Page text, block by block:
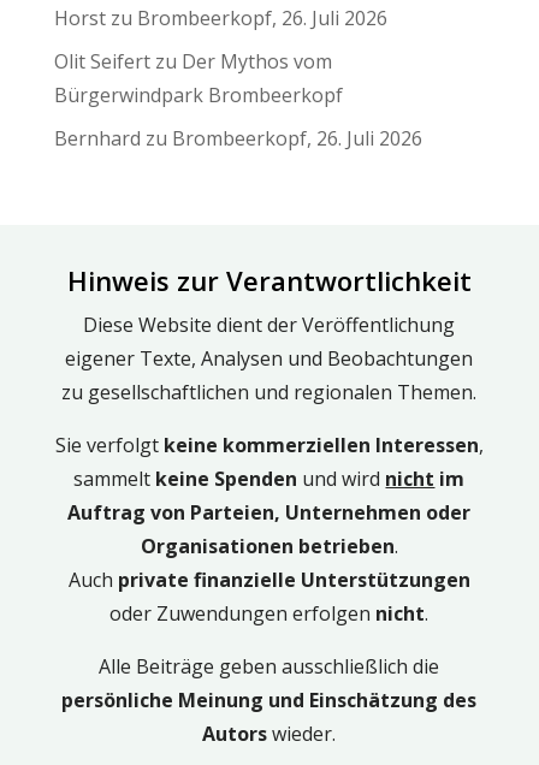
Horstzu Brombeerkopf, 26. Juli 2026
Olit Seifertzu Der Mythos vom
Bürgerwindpark Brombeerkopf
Bernhard zu Brombeerkopf, 26. Juli 2026
Hinweis zur Verantwortlichkeit
Diese Website dient der Veröffentlichung
eigener Texte, Analysen und Beobachtungen
zu gesellschaftlichen und regionalen Themen.
Sie verfolgt keine kommerziellen Interessen,
sammelt keine Spenden und wird nicht im
Auftrag von Parteien, Unternehmen oder
Organisationen betrieben.
Auch private finanzielle Unterstützungen
oder Zuwendungen erfolgen nicht.
Alle Beiträge geben ausschließlich die
persönliche Meinung und Einschätzung des
Autorswieder.